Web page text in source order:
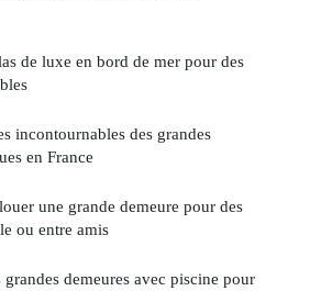
de luxe en bord de mer pour des
incontournables des grandes
en France
une grande demeure pour des
ou entre amis
grandes demeures avec piscine pour